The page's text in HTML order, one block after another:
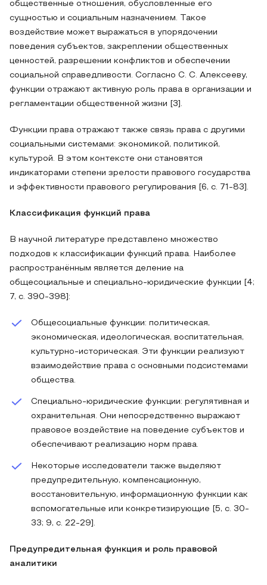
общественные отношения, обусловленные его
сущностью и социальным назначением. Такое
воздействие может выражаться в упорядочении
поведения субъектов, закреплении общественных
ценностей, разрешении конфликтов и обеспечении
социальной справедливости. Согласно С. С. Алексееву,
функции отражают активную роль права в организации и
регламентации общественной жизни [3].
Функции права отражают также связь права с другими
социальными системами: экономикой, политикой,
культурой. В этом контексте они становятся
индикаторами степени зрелости правового государства
и эффективности правового регулирования [6, с. 71-83].
Классификация функций права
В научной литературе представлено множество
подходов к классификации функций права. Наиболее
распространённым является деление на
общесоциальные и специально-юридические функции [4;
7, с. 390-398]:
Общесоциальные функции: политическая,
экономическая, идеологическая, воспитательная,
культурно-историческая. Эти функции реализуют
взаимодействие права с основными подсистемами
общества.
Специально-юридические функции: регулятивная и
охранительная. Они непосредственно выражают
правовое воздействие на поведение субъектов и
обеспечивают реализацию норм права.
Некоторые исследователи также выделяют
предупредительную, компенсационную,
восстановительную, информационную функции как
вспомогательные или конкретизирующие [5, с. 30-
33; 9, с. 22-29].
Предупредительная функция и роль правовой
аналитики